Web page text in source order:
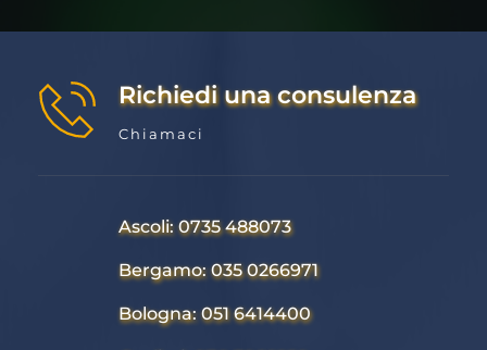
Richiedi una consulenza
Chiamaci
Ascoli: 0735 488073
Bergamo: 035 0266971
Bologna: 051 6414400